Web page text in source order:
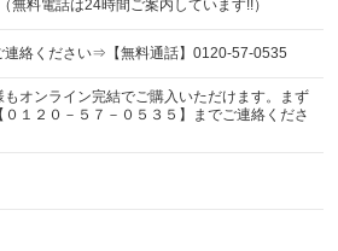
無料電話は24時間ご案内しています!!）
絡ください⇒【無料通話】0120-57-0535
もオンライン完結でご購入いただけます。まず
１２０－５７－０５３５】までご連絡くださ